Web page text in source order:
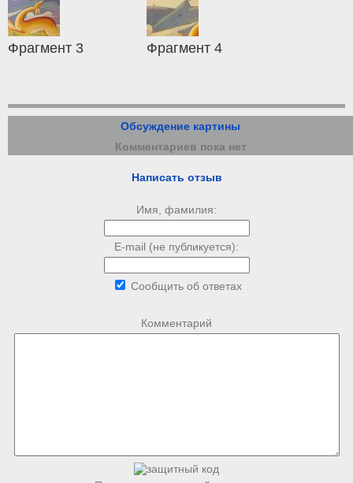
Фрагмент 3 Фрагмент 4
Обсуждение картины
Комментариев пока нет
Написать отзыв
Имя, фамилия:
E-mail (не публикуется):
Сообщить об ответах
Комментарий